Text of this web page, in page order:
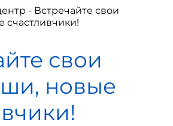
- Встречайте свои
свои
новые